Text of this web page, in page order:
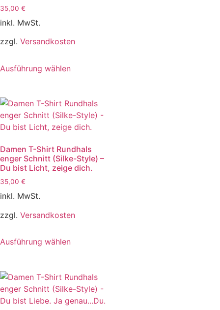
35,00 €
inkl. MwSt.
zzgl. Versandkosten
Ausführung wählen
Damen T-Shirt Rundhals
enger Schnitt (Silke-Style) –
Du bist Licht, zeige dich.
35,00 €
inkl. MwSt.
zzgl. Versandkosten
Ausführung wählen